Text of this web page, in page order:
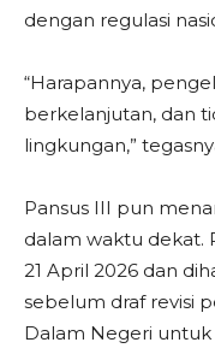
dengan regulasi
“Harapannya,
berkelanjutan, dan
lingkungan,”
Pansus III pun
dalam waktu dekat.
21 April 2026 dan
sebelum draf revisi
Dalam Negeri untuk